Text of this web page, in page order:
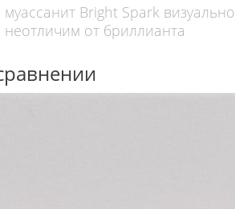
муассанит Bright Spark визуально
неотличим от бриллианта